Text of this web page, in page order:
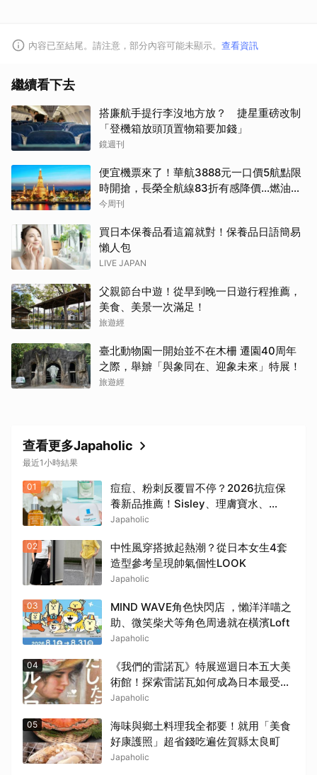
內容已至結尾。請注意，部分內容可能未顯示。 查看資訊
繼續看下去
搭廉航手提行李沒地方放？ 捷星重磅改制
「登機箱放頭頂置物箱要加錢」
鏡週刊
便宜機票來了！華航3888元一口價5航點限
時開搶，長榮全航線83折有感降價…燃油稅
8/9調漲早買早省
今周刊
買日本保養品看這篇就對！保養品日語簡易
懶人包
LIVE JAPAN
父親節台中遊！從早到晚一日遊行程推薦，
美食、美景一次滿足！
旅遊經
臺北動物園一開始並不在木柵 遷園40周年
之際，舉辧「與象同在、迎象未來」特展！
旅遊經
查看更多Japaholic
最近1小時結果
01
痘痘、粉刺反覆冒不停？2026抗痘保
養新品推薦！Sisley、理膚寶水、
innisfree、Bifesta 4大爆款一次看
Japaholic
02
中性風穿搭掀起熱潮？從日本女生4套
造型參考呈現帥氣個性LOOK
Japaholic
03
MIND WAVE角色快閃店 ，懶洋洋喵之
助、微笑柴犬等角色周邊就在橫濱Loft
Japaholic
04
《我們的雷諾瓦》特展巡迴日本五大美
術館！探索雷諾瓦如何成為日本最受喜
愛的印象派畫家
Japaholic
05
海味與鄉土料理我全都要！就用「美食
好康護照」超省錢吃遍佐賀縣太良町
Japaholic